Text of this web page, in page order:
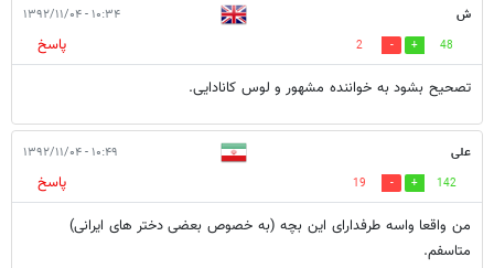
ش ۱۰:۳۴ - ۱۳۹۲/۱۱/۰۴
48
2
پاسخ
تصحیح بشود به خواننده مشهور و لوس کانادایی.
علی ۱۰:۴۹ - ۱۳۹۲/۱۱/۰۴
142
19
پاسخ
من واقعا واسه طرفدارای این بچه (به خصوص بعضی دختر های ایرانی)
متاسفم.